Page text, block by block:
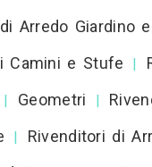
Arredo Giardino
Camini e Stufe |
| Geometri |
| Rivenditori di